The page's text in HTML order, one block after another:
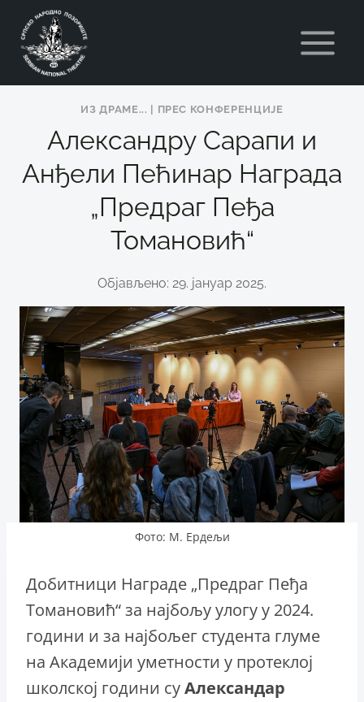
content
ИЗ ДРАМЕ... ПРЕС КОНФЕРЕНЦИЈЕ
Александру Сарапи и
Анђели Пећинар Награда
„Предраг Пеђа
Томановић“
Објављено: 29. јануар 2025.
Фото: М. Ердељи
Добитници Награде „Предраг Пеђа
Томановић“ за најбољу улогу у 2024.
години и за најбољег студента глуме
на Академији уметности у протеклој
школској години суАлександар